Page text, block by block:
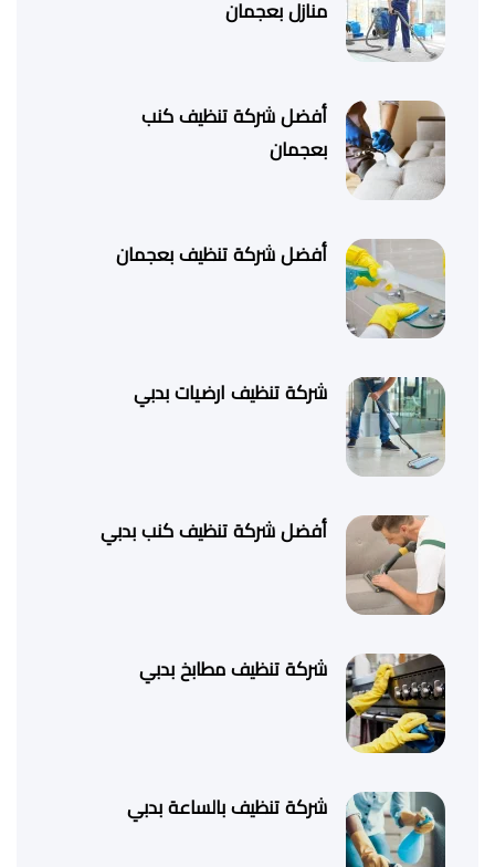
منازل بعجمان
أفضل شركة تنظيف كنب
بعجمان
أفضل شركة تنظيف بعجمان
شركة تنظيف ارضيات بدبي
أفضل شركة تنظيف كنب بدبي
شركة تنظيف مطابخ بدبي
شركة تنظيف بالساعة بدبي